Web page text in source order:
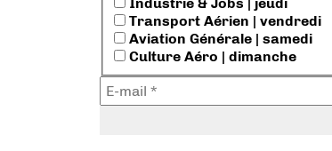
Industrie & Jobs | jeudi
Transport Aérien | vendredi
Aviation Générale | samedi
Culture Aéro | dimanche